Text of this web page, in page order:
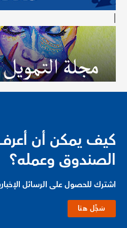
|
كيف يمكن أن
الصندوق وعمله؟
اشترك للحصول على الرسائل
سَجِّل هنا